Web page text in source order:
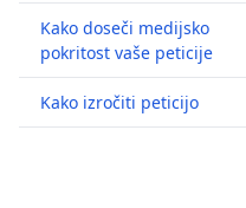
Kako doseči medijsko
pokritost vaše peticije
Kako izročiti peticijo